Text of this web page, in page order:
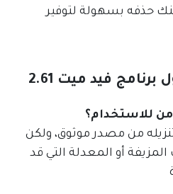
حذفه بسهولة لتوفير
فيد ميت 2.61
من مصدر موثوق، ولكن
أو المعدلة التي قد